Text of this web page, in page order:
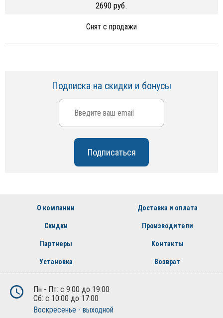
2690 руб.
Снят с продажи
Подписка на скидки и бонусы
О компании Доставка и оплата
Скидки Производители
Партнеры Контакты
Установка Возврат
Пн - Пт: с 9:00 до 19:00
Сб: с 10:00 до 17:00
Воскресенье - выходной